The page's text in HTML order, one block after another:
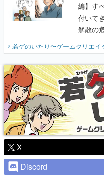
編】す
付いて
解散の
開く。
『少年
り】
若ゲのいたり〜ゲームクリエイ
X
Discord